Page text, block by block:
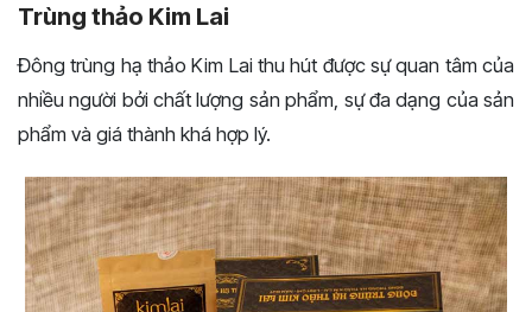
Trùng thảo Kim Lai
Đông trùng hạ thảo Kim Lai thu hút được sự quan tâm của
nhiều người bởi chất lượng sản phẩm, sự đa dạng của sản
phẩm và giá thành khá hợp lý.